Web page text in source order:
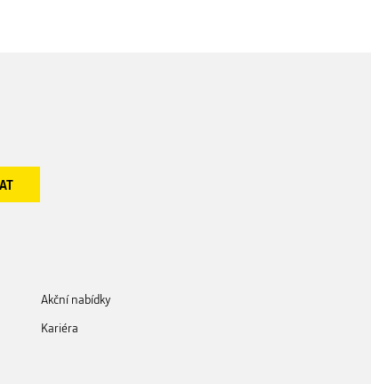
Akční nabídky
Kariéra